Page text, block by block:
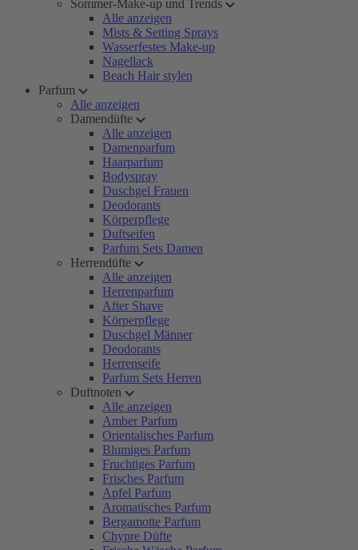
Sommer-Make-up und Trends
Alle anzeigen
Mists & Setting Sprays
Wasserfestes Make-up
Nagellack
Beach Hair stylen
Parfum
Alle anzeigen
Damendüfte
Alle anzeigen
Damenparfum
Haarparfum
Bodyspray
Duschgel Frauen
Deodorants
Körperpflege
Duftseifen
Parfum Sets Damen
Herrendüfte
Alle anzeigen
Herrenparfum
After Shave
Körperpflege
Duschgel Männer
Deodorants
Herrenseife
Parfum Sets Herren
Duftnoten
Alle anzeigen
Amber Parfum
Orientalisches Parfum
Blumiges Parfum
Fruchtiges Parfum
Frisches Parfum
Apfel Parfum
Aromatisches Parfum
Bergamotte Parfum
Chypre Düfte